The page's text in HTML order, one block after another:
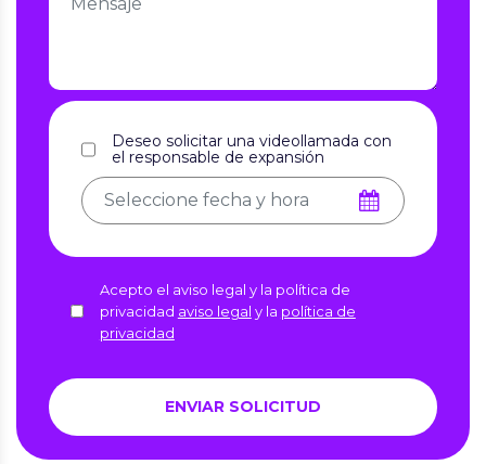
Deseo solicitar una videollamada con
el responsable de expansión
Acepto el aviso legal y la política de
privacidad aviso legal y la política de
privacidad